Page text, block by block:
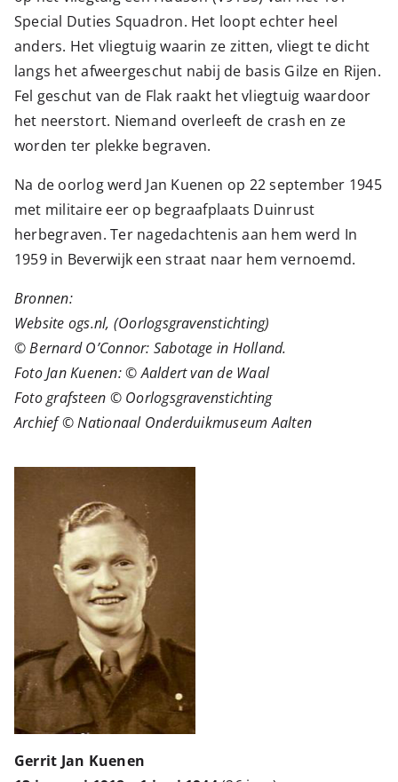
Special Duties Squadron. Het loopt echter heel
anders. Het vliegtuig waarin ze zitten, vliegt te dicht
langs het afweergeschut nabij de basis Gilze en Rijen.
Fel geschut van de Flak raakt het vliegtuig waardoor
het neerstort. Niemand overleeft de crash en ze
worden ter plekke begraven.
Na de oorlog werd Jan Kuenen op 22 september 1945
met militaire eer op begraafplaats Duinrust
herbegraven. Ter nagedachtenis aan hem werd In
1959 in Beverwijk een straat naar hem vernoemd.
Bronnen:
Website ogs.nl, (Oorlogsgravenstichting)
© Bernard O’Connor: Sabotage in Holland.
Foto Jan Kuenen: © Aaldert van de Waal
Foto grafsteen © Oorlogsgravenstichting
Archief © Nationaal Onderduikmuseum Aalten
Gerrit Jan Kuenen